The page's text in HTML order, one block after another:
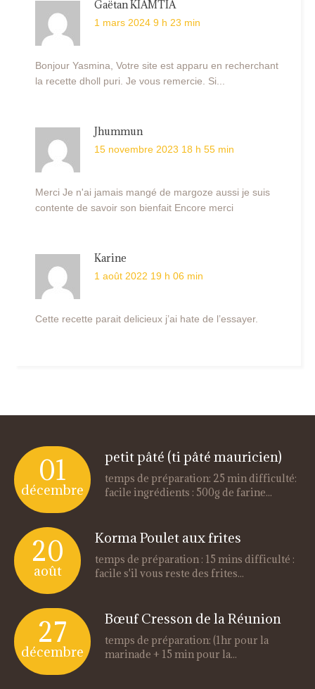
Gaëtan KIAMTIA
1 mars 2024 9 h 23 min
Bonjour Yasmina, Votre site est apparu en recherchant
la recette dholl puri. Je vous remercie. Si...
Jhummun
15 novembre 2023 18 h 55 min
Merci Je n'ai jamais mangé de margoze aussi je suis
contente de savoir son bienfait Encore merci
Karine
1 août 2022 19 h 06 min
Cette recette parait delicieux j’ai hate de l’essayer.
01
décembre
petit pâté (ti pâté mauricien)
temps de préparation: 25 min difficulté:
facile ingrédients : 500g de farine...
20
août
Korma Poulet aux frites
temps de préparation : 15 mins difficulté :
facile s'il vous reste des frites...
27
décembre
Bœuf Cresson de la Réunion
temps de préparation: (1hr pour la
marinade + 15 min pour la...